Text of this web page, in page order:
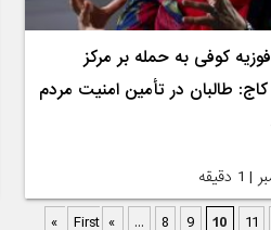
کوفی به حمله بر مرکز
طالبان در تأمین امنیت مردم
« ... 8 9 10 11